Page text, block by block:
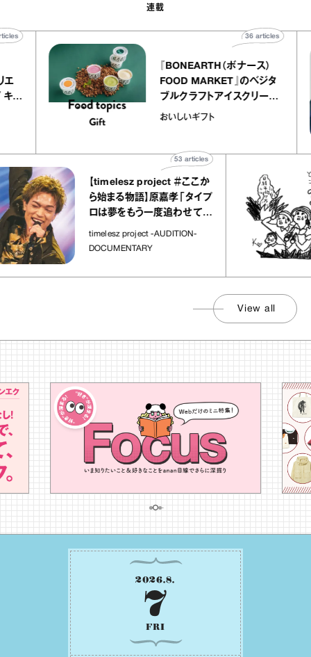
連載
トリエ
ープ キャ
40articles
『BONEARTH（ボナース）
FOOD MARKET』のベジタ
ブルクラフトアイスクリーム
｜真野知子の「おいしいギフ
おいしいギフト
36articles
【timelesz project ＃ここか
ら始まる物語】原嘉孝「タイプ
ロは夢をもう一度追わせてく
れた場所」
timelesz project -AUDITION-
DOCUMENTARY
articles
View all
2026.8.
7
FRI